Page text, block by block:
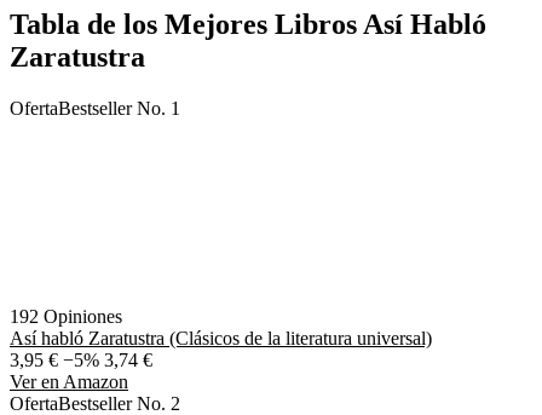
Tabla de los Mejores Libros Así Habló
Zaratustra
OfertaBestseller No. 1
192 Opiniones
Así habló Zaratustra (Clásicos de la literatura universal)
3,95 € −5% 3,74 €
Ver en Amazon
OfertaBestseller No. 2